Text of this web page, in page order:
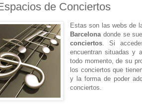
de Conciertos
Estas son las webs de
Barcelonadonde se
conciertos. Si
encuentran situadas y
todo momento, de su
los conciertos que
y la forma de poder
conciertos.